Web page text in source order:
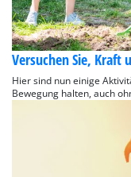
Versuchen Sie, Kraft
Hier sind nun einige
Bewegung halten, auch